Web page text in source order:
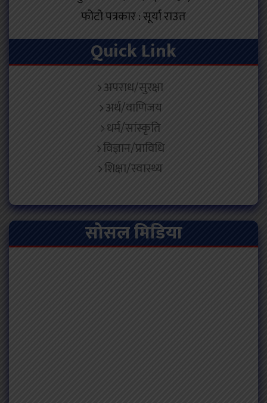
फोटो पत्रकार : सूर्या राउत
Quick Link
अपराध/सुरक्षा
अर्थ/वाणिजय
धर्म/सांस्कृति
विज्ञान/प्राविधि
शिक्षा/स्वास्थ्य
सोसल मिडिया